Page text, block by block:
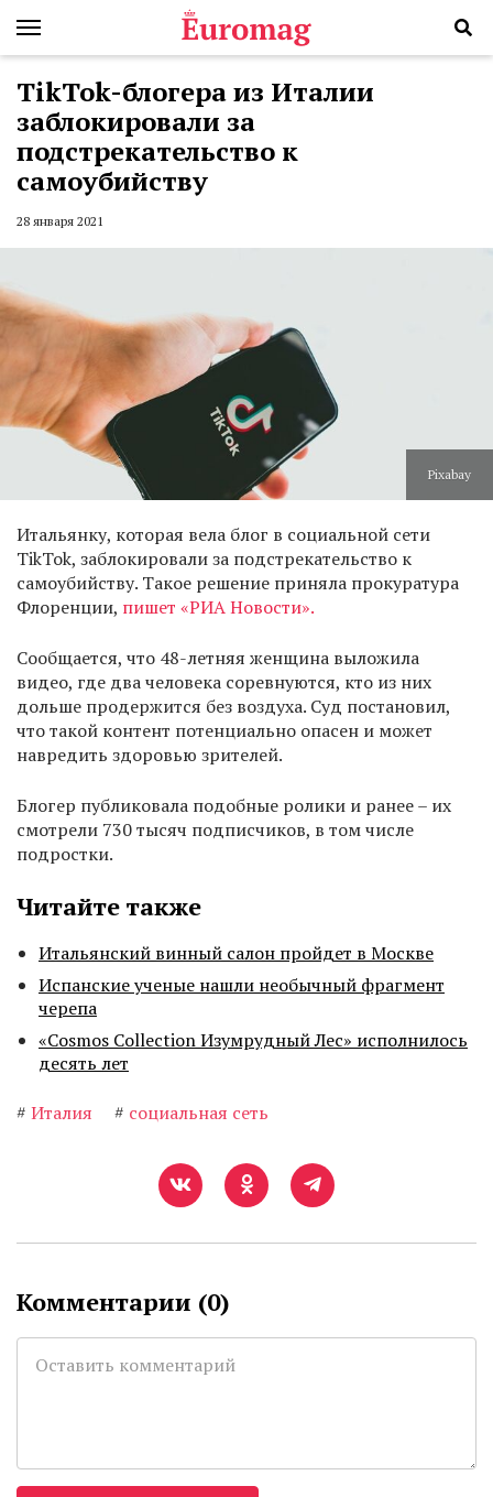
TikTok-блогера из Италии
заблокировали за
подстрекательство к
самоубийству
28 января 2021
Pixabay
Итальянку, которая вела блог в социальной сети
TikTok, заблокировали за подстрекательство к
самоубийству. Такое решение приняла прокуратура
Флоренции, пишет «РИА Новости».
Сообщается, что 48-летняя женщина выложила
видео, где два человека соревнуются, кто из них
дольше продержится без воздуха. Суд постановил,
что такой контент потенциально опасен и может
навредить здоровью зрителей.
Блогер публиковала подобные ролики и ранее – их
смотрели 730 тысяч подписчиков, в том числе
подростки.
Читайте также
Итальянский винный салон пройдет в Москве
Испанские ученые нашли необычный фрагмент
черепа
«Cosmos Collection Изумрудный Лес» исполнилось
десять лет
# Италия # социальная сеть
Комментарии (0)